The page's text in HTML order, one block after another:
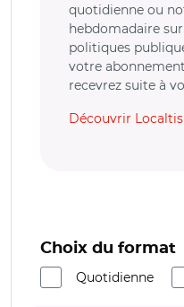
quotidienne ou
hebdomadaire
politiques
votre
recevrez suite à
Découvrir Localtis
Choix du format
Quotidienne